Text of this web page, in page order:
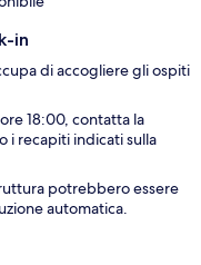
in
di accogliere gli ospiti
18:00, contatta la
i recapiti indicati sulla
potrebbero essere
automatica.